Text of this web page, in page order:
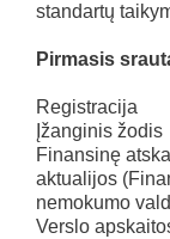
standartų
Pirmasis
Registracija
Įžanginis žodis
Finansinę
aktualijos
nemokumo
Verslo